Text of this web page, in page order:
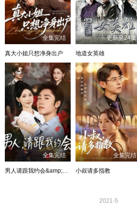
全集完结
真大小姐只想净身出户
更新至24集
地道女英雄
全集完结
男人请跟我约会&amp;当我决定凭实力单身
全集完结
小叔请多指教
2021-5